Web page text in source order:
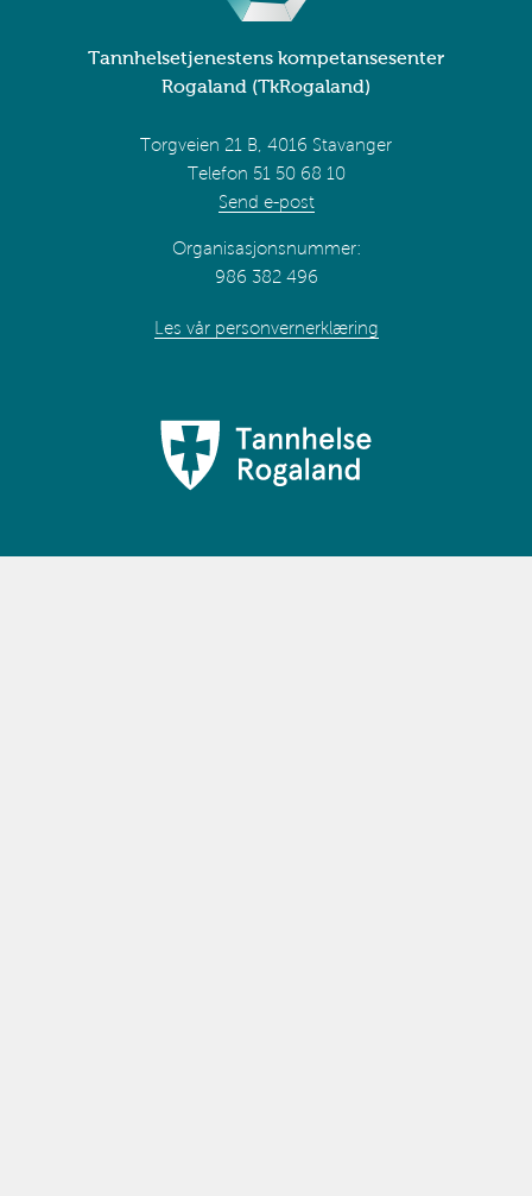
Tannhelsetjenestens kompetansesenter
Rogaland (TkRogaland)
Torgveien 21 B, 4016 Stavanger
Telefon 51 50 68 10
Send e-post
Organisasjonsnummer:
986 382 496
Les vår personvernerklæring